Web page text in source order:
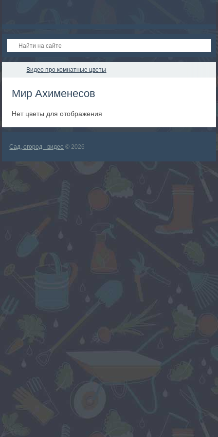
Видео про комнатные цветы
Мир Ахименесов
Нет цветы для отображения
Сад, огород - видео © 2026